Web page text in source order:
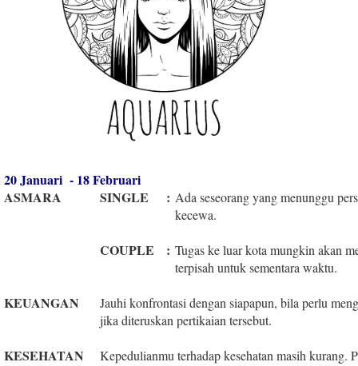
20 Januari - 18 Februari
ASMARA
SINGLE : Ada seseorang yang menunggu
kecewa.
COUPLE : Tugas ke luar kota mungkin akan
terpisah untuk sementara waktu.
KEUANGAN
Jauhi konfrontasi dengan siapapun, bila perlu
jika diteruskan pertikaian tersebut.
KESEHATAN Kepedulianmu terhadap kesehatan masih kurang.